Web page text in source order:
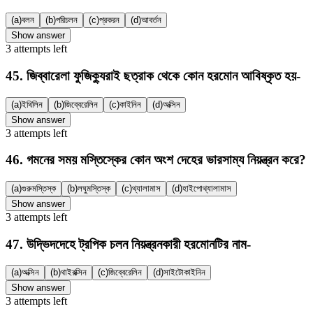
(a)বলন (b)পরিচলন (c)প্রকরন (d)আবর্তন
Show answer
3 attempts left
45. জিব্বারেলা ফুজিক্যুরাই ছত্রাক থেকে কোন হরমোন আবিষ্কৃত হয়-
(a)ইথিলিন (b)জিব্বেরেলিন (c)কাইনিন (d)অক্সিন
Show answer
3 attempts left
46. গমনের সময় মস্তিস্কের কোন অংশ দেহের ভারসাম্য নিয়ন্ত্রন করে?
(a)গুরুমস্তিস্ক (b)লঘুমস্তিস্ক (c)থ্যালামাস (d)হাইপোথ্যালামাস
Show answer
3 attempts left
47. উদ্ভিদদেহে ট্রপিক চলন নিয়ন্ত্রনকারী হরমোনটির নাম-
(a)অক্সিন (b)থাইরক্সিন (c)জিব্বেরেলিন (d)সাইটোকাইনিন
Show answer
3 attempts left